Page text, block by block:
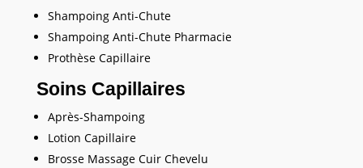
Shampoing Anti-Chute
Shampoing Anti-Chute Pharmacie
Prothèse Capillaire
Soins Capillaires
Après-Shampoing
Lotion Capillaire
Brosse Massage Cuir Chevelu